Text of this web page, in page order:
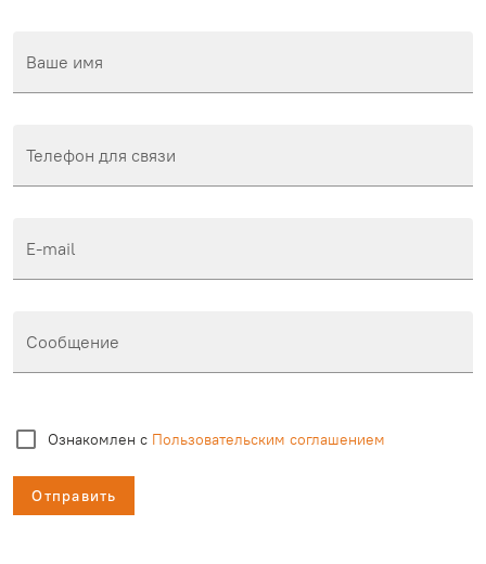
Ваше имя
Телефон для связи
E-mail
Сообщение
Ознакомлен с Пользовательским соглашением
Отправить